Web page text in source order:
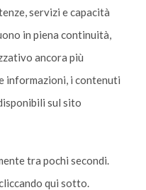
servizi e capacità
in piena continuità,
ancora più
i contenuti
sul sito
tra pochi secondi.
qui sotto.